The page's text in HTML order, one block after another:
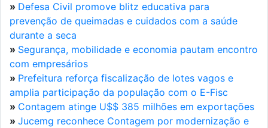
» Defesa Civil promove blitz educativa para
prevenção de queimadas e cuidados com a saúde
durante a seca
» Segurança, mobilidade e economia pautam encontro
com empresários
» Prefeitura reforça fiscalização de lotes vagos e
amplia participação da população com o E-Fisc
» Contagem atinge U$$ 385 milhões em exportações
» Jucemg reconhece Contagem por modernização e